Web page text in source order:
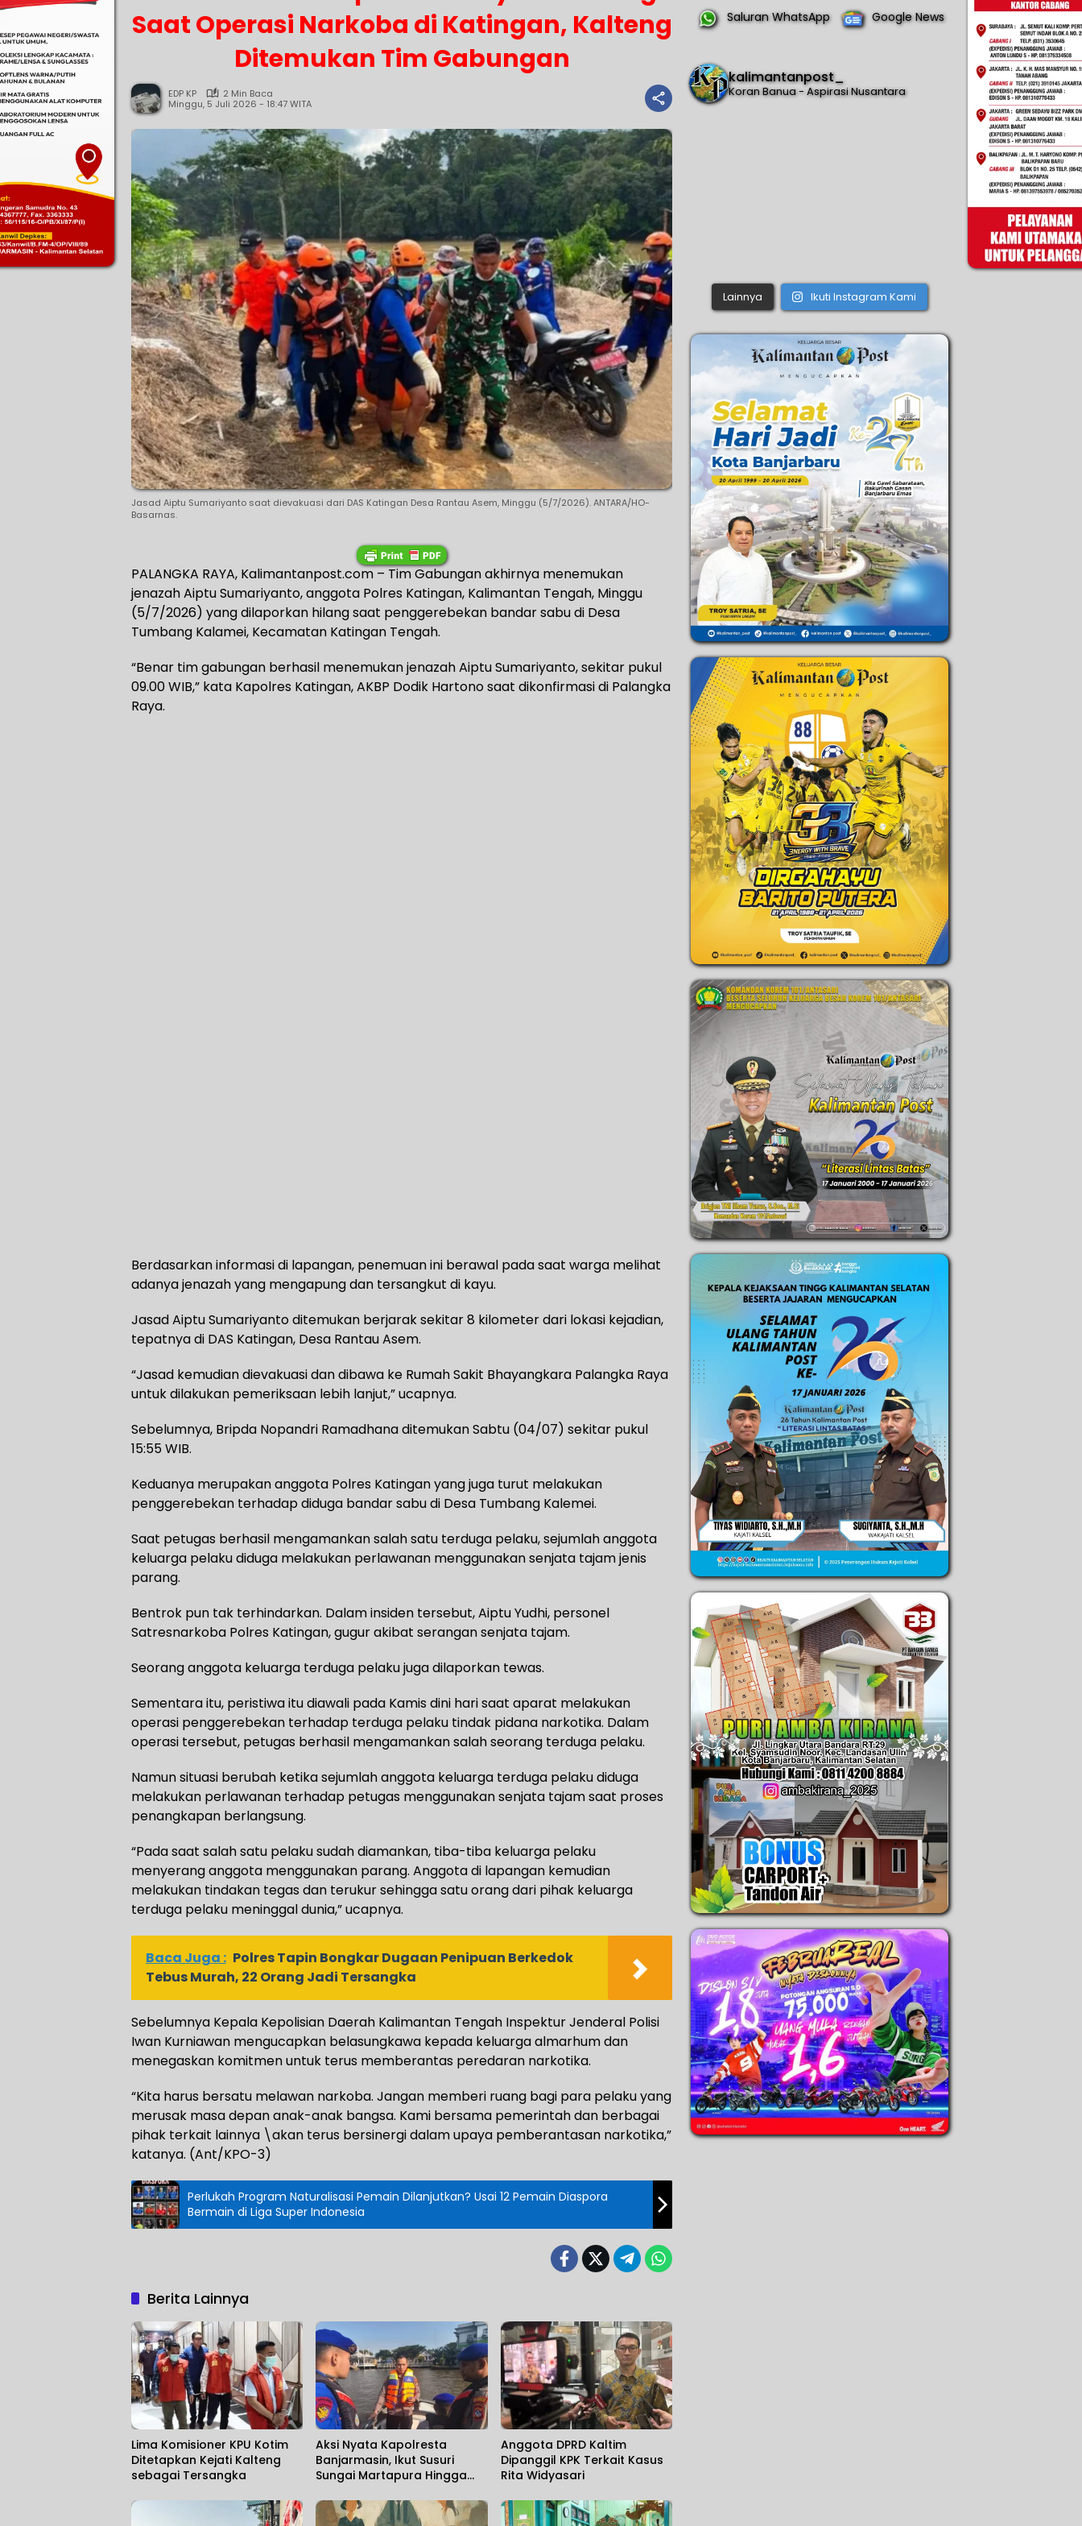
Saat Operasi Narkoba di Katingan, Kalteng
Ditemukan Tim Gabungan
EDP KP
2 Min Baca
Minggu, 5 Juli 2026 - 18:47 WITA
Jasad Aiptu Sumariyanto saat dievakuasi dari DAS Katingan Desa Rantau Asem, Minggu (5/7/2026). ANTARA/HO-
Basarnas.
PALANGKA RAYA, Kalimantanpost.com – Tim Gabungan akhirnya menemukan
jenazah Aiptu Sumariyanto, anggota Polres Katingan, Kalimantan Tengah, Minggu
(5/7/2026) yang dilaporkan hilang saat penggerebekan bandar sabu di Desa
Tumbang Kalamei, Kecamatan Katingan Tengah.
“Benar tim gabungan berhasil menemukan jenazah Aiptu Sumariyanto, sekitar pukul
09.00 WIB,” kata Kapolres Katingan, AKBP Dodik Hartono saat dikonfirmasi di Palangka
Raya.
Berdasarkan informasi di lapangan, penemuan ini berawal pada saat warga melihat
adanya jenazah yang mengapung dan tersangkut di kayu.
Jasad Aiptu Sumariyanto ditemukan berjarak sekitar 8 kilometer dari lokasi kejadian,
tepatnya di DAS Katingan, Desa Rantau Asem.
“Jasad kemudian dievakuasi dan dibawa ke Rumah Sakit Bhayangkara Palangka Raya
untuk dilakukan pemeriksaan lebih lanjut,” ucapnya.
Sebelumnya, Bripda Nopandri Ramadhana ditemukan Sabtu (04/07) sekitar pukul
15:55 WIB.
Keduanya merupakan anggota Polres Katingan yang juga turut melakukan
penggerebekan terhadap diduga bandar sabu di Desa Tumbang Kalemei.
Saat petugas berhasil mengamankan salah satu terduga pelaku, sejumlah anggota
keluarga pelaku diduga melakukan perlawanan menggunakan senjata tajam jenis
parang.
Bentrok pun tak terhindarkan. Dalam insiden tersebut, Aiptu Yudhi, personel
Satresnarkoba Polres Katingan, gugur akibat serangan senjata tajam.
Seorang anggota keluarga terduga pelaku juga dilaporkan tewas.
Sementara itu, peristiwa itu diawali pada Kamis dini hari saat aparat melakukan
operasi penggerebekan terhadap terduga pelaku tindak pidana narkotika. Dalam
operasi tersebut, petugas berhasil mengamankan salah seorang terduga pelaku.
Namun situasi berubah ketika sejumlah anggota keluarga terduga pelaku diduga
melakukan perlawanan terhadap petugas menggunakan senjata tajam saat proses
penangkapan berlangsung.
“Pada saat salah satu pelaku sudah diamankan, tiba-tiba keluarga pelaku
menyerang anggota menggunakan parang. Anggota di lapangan kemudian
melakukan tindakan tegas dan terukur sehingga satu orang dari pihak keluarga
terduga pelaku meninggal dunia,” ucapnya.
Baca Juga : Polres Tapin Bongkar Dugaan Penipuan Berkedok
Tebus Murah, 22 Orang Jadi Tersangka
Sebelumnya Kepala Kepolisian Daerah Kalimantan Tengah Inspektur Jenderal Polisi
Iwan Kurniawan mengucapkan belasungkawa kepada keluarga almarhum dan
menegaskan komitmen untuk terus memberantas peredaran narkotika.
“Kita harus bersatu melawan narkoba. Jangan memberi ruang bagi para pelaku yang
merusak masa depan anak-anak bangsa. Kami bersama pemerintah dan berbagai
pihak terkait lainnya \akan terus bersinergi dalam upaya pemberantasan narkotika,”
katanya. (Ant/KPO-3)
Perlukah Program Naturalisasi Pemain Dilanjutkan? Usai 12 Pemain Diaspora
Bermain di Liga Super Indonesia
Berita Lainnya
Lima Komisioner KPU Kotim
Ditetapkan Kejati Kalteng
sebagai Tersangka
Aksi Nyata Kapolresta
Banjarmasin, Ikut Susuri
Sungai Martapura Hingga
Ditemukan
Anggota DPRD Kaltim
Dipanggil KPK Terkait Kasus
Rita Widyasari
Saluran WhatsApp Google News
kalimantanpost_
Koran Banua - Aspirasi Nusantara
Lainnya Ikuti Instagram Kami